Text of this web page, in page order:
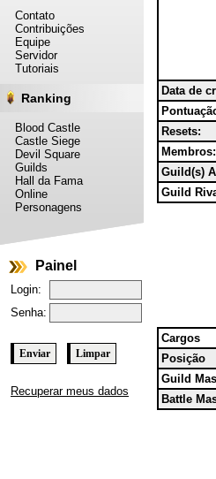
Contato
Contribuições
Equipe
Servidor
Tutoriais
Ranking
Blood Castle
Castle Siege
Devil Square
Guilds
Hall da Fama
Online
Personagens
Data de
Resets:
Membros:
Guild(s)
Guild
Cargos
Posição
Guild
Battle
Painel
Login:
Senha:
Recuperar meus dados